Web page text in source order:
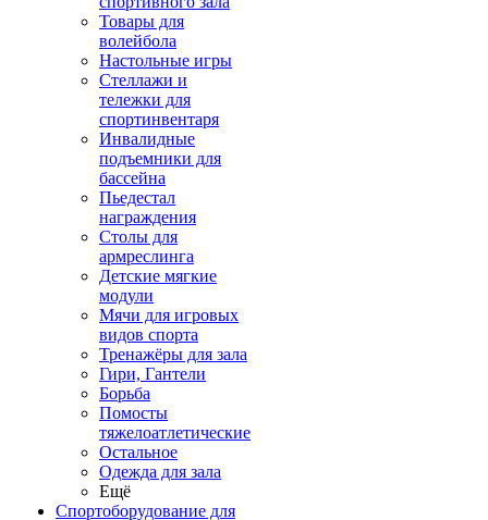
Товары для
волейбола
Настольные игры
Стеллажи и
тележки для
спортинвентаря
Инвалидные
подъемники для
бассейна
Пьедестал
награждения
Столы для
армреслинга
Детские мягкие
модули
Мячи для игровых
видов спорта
Тренажёры для зала
Гири, Гантели
Борьба
Помосты
тяжелоатлетические
Остальное
Одежда для зала
Ещё
Спортоборудование для